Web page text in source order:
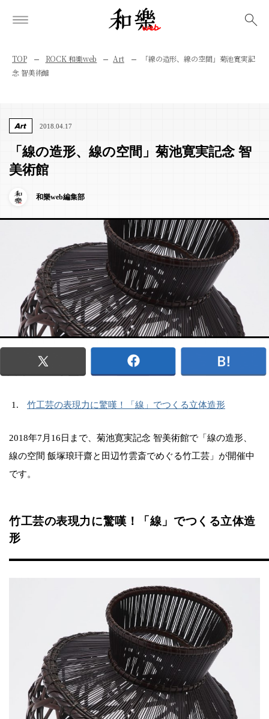
TOP ROCK 和樂web Art
「線の造形、線の空間」菊池寛実記
念 智美術館
Art 2018.04.17
「線の造形、線の空間」菊池寛実記念 智
美術館
和樂web編集部
竹工芸の表現力に驚嘆！「線」でつくる立体造形
2018年7月16日まで、菊池寛実記念 智美術館で「線の造形、
線の空間 飯塚琅玕齋と田辺竹雲斎でめぐる竹工芸」が開催中
です。
竹工芸の表現力に驚嘆！「線」でつくる立体造
形